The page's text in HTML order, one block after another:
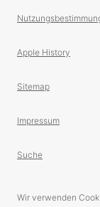
Apple History
Sitemap
Impressum
Suche
Wir verwenden